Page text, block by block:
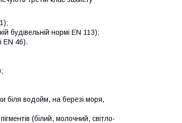
будівельній нормі EN 113);
EN 46).
біля водойм, на березі моря,
(білий, молочний, світло-